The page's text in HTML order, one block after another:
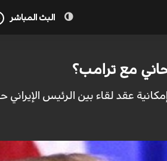
البث المباشر
مع ترامب؟
عقد لقاء بين الرئيس